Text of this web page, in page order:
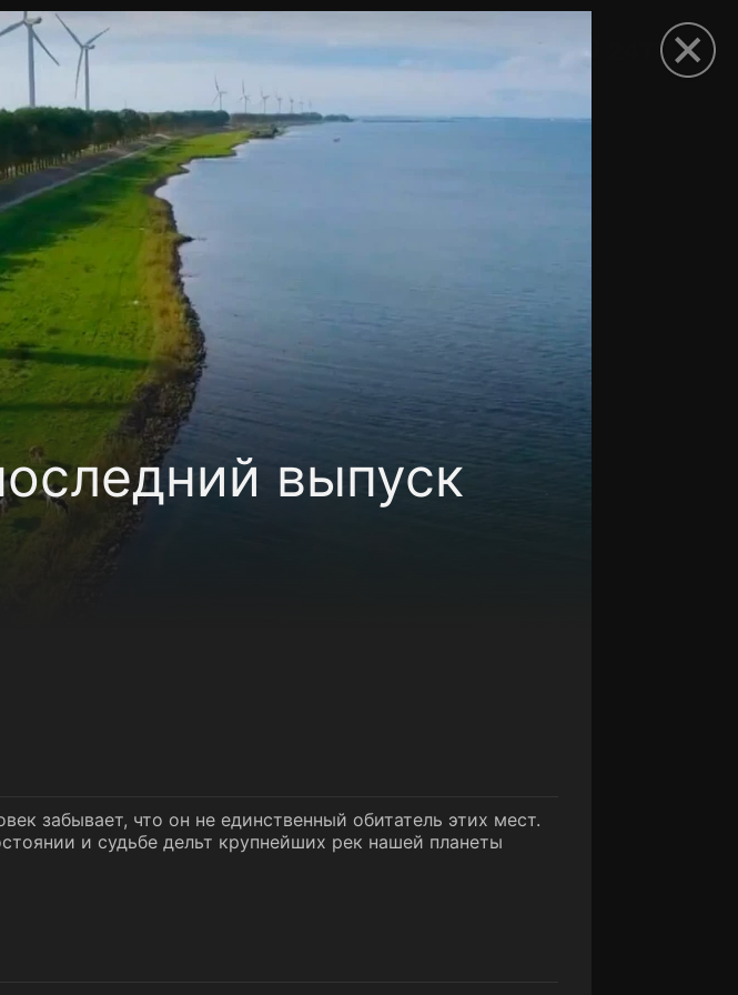
выпуск
забывает, что он не единственный обитатель этих мест.
и судьбе дельт крупнейших рек нашей планеты
Для партнёров
Открыть приложение